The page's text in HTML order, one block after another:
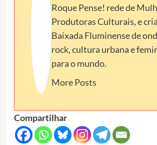
Roque Pense! rede de
Produtoras Culturais, e
Baixada Fluminense de
rock, cultura urbana e
para o mundo.
More Posts
Compartilhar